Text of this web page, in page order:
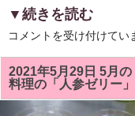
▼続きを読む
い
は
ら
ケ
ー
ブ
コメントを受け付けてい
2021年5月29日 5月
料理の「人参ゼリー